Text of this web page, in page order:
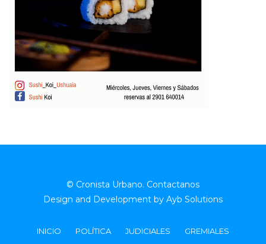
© Cronista Urbano. Contactanos
Design and Development by Ayb Solutions
INICIO POLÍTICA JUDICIALES
GREMIALES